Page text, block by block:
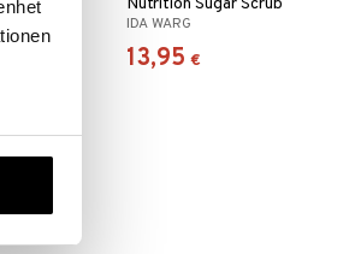
IDA WARG
13,95 €